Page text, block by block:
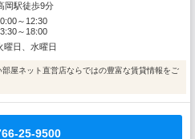
岡駅徒歩9分
～12:30
～18:00
曜日、水曜日
部屋ネット直営店ならではの豊富な賃貸情報をご
25-9500